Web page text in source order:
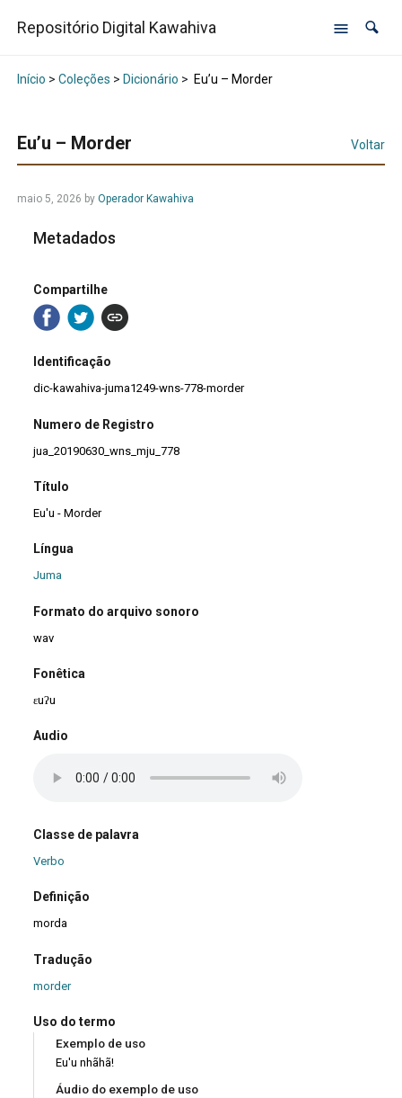
Repositório Digital Kawahiva
Início > Coleções > Dicionário > Eu’u – Morder
Eu’u – Morder Voltar
maio 5, 2026 by Operador Kawahiva
Metadados
Compartilhe
Identificação
dic-kawahiva-juma1249-wns-778-morder
Numero de Registro
jua_20190630_wns_mju_778
Título
Eu'u - Morder
Língua
Juma
Formato do arquivo sonoro
wav
Fonêtica
ɛuʔu
Audio
Classe de palavra
Verbo
Definição
morda
Tradução
morder
Uso do termo
Exemplo de uso
Eu'u nhãhã!
Áudio do exemplo de uso